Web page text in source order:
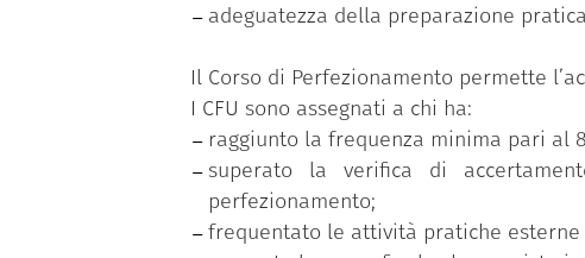
adeguatezza della preparazione
Il Corso di Perfezionamento permette
I CFU sono assegnati a chi ha:
raggiunto la frequenza minima pari al
superato la verifica di
perfezionamento;
frequentato le attività pratiche esterne